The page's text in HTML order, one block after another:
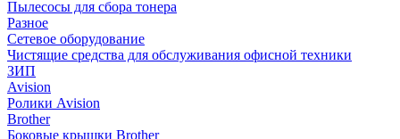
Пылесосы для сбора тонера
Разное
Сетевое оборудование
Чистящие средства для обслуживания офисной техники
ЗИП
Avision
Ролики Avision
Brother
Боковые крышки Brother